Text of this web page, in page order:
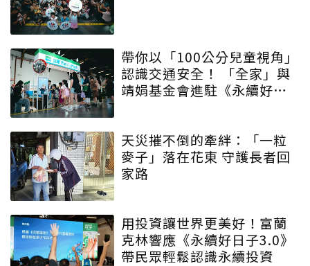
帶你以「100公分兒童視角」
認識交通安全！ 「全家」與
靖娟基金會進駐《永續好日
天災摧不倒的牽絆：「一粒
麥子」落在花東 守護長者回
家路
用投資讓世界更美好！富蘭
克林響應《永續好日子3.0》
帶民眾輕鬆認識永續投資